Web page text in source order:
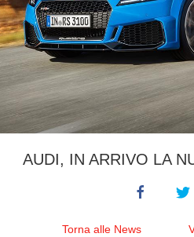
AUDI, IN ARRIVO LA
Torna alle News